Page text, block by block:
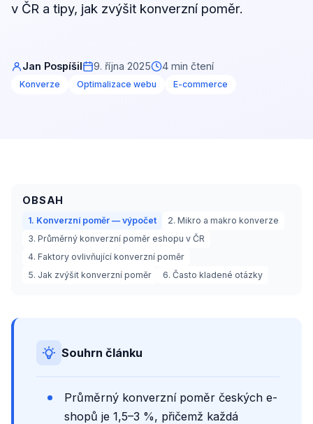
v ČR a tipy, jak zvýšit konverzní poměr.
Jan Pospíšil 9. října 2025 4 min čtení
Konverze Optimalizace webu E-commerce
OBSAH
1. Konverzní poměr — výpočet
2. Mikro a makro konverze
3. Průměrný konverzní poměr eshopu v ČR
4. Faktory ovlivňující konverzní poměr
5. Jak zvýšit konverzní poměr
6. Často kladené otázky
Souhrn článku
Průměrný konverzní poměr českých e-
shopů je 1,5–3 %, přičemž každá